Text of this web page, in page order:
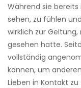
Während sie
sehen, zu fühlen
wirklich zur
gesehen hatte.
vollständig
können, um
Lieben in Kontakt